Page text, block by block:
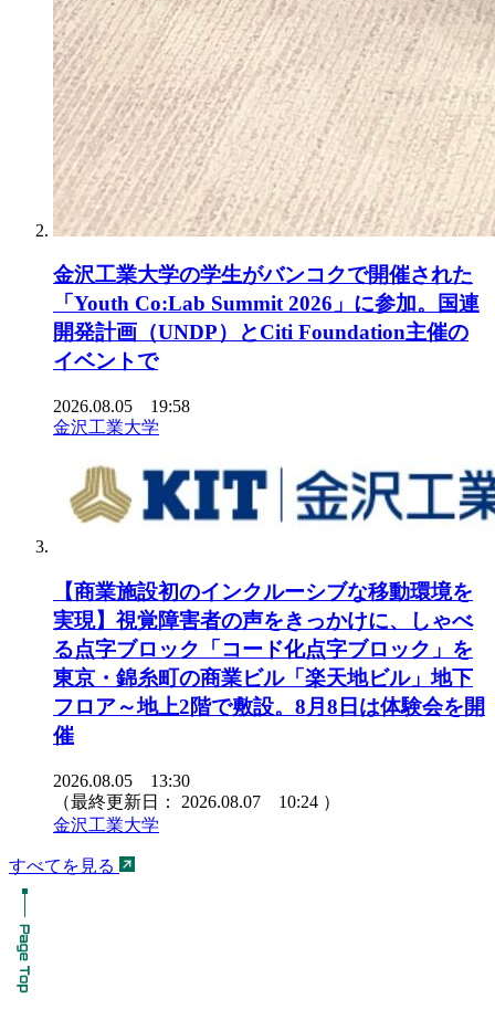
金沢工業大学の学生がバンコクで開催された
「Youth Co:Lab Summit 2026」に参加。国連
開発計画（UNDP）とCiti Foundation主催の
イベントで
2026.08.05 19:58
金沢工業大学
【商業施設初のインクルーシブな移動環境を
実現】視覚障害者の声をきっかけに、しゃべ
る点字ブロック「コード化点字ブロック」を
東京・錦糸町の商業ビル「楽天地ビル」地下
フロア～地上2階で敷設。8月8日は体験会を開
催
2026.08.05 13:30
（最終更新日： 2026.08.07 10:24 ）
金沢工業大学
すべてを見る